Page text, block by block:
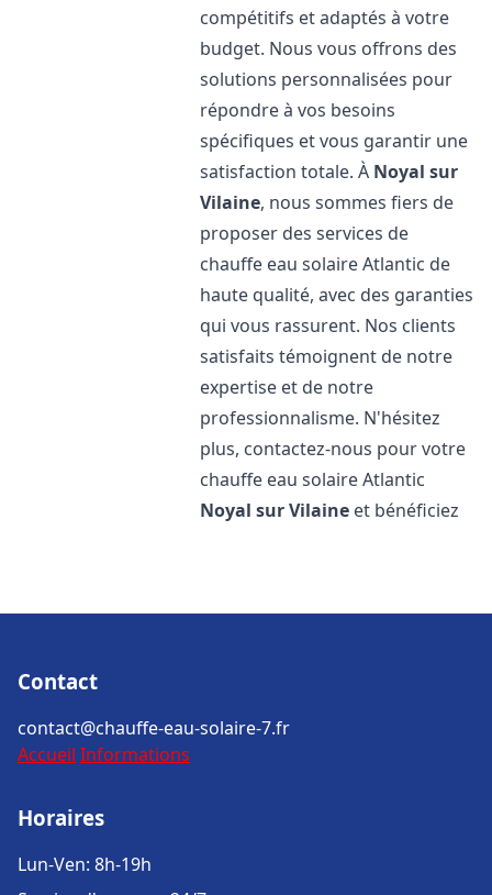
compétitifs et adaptés à votre
budget. Nous vous offrons des
solutions personnalisées pour
répondre à vos besoins
spécifiques et vous garantir une
satisfaction totale. À Noyal sur
Vilaine, nous sommes fiers de
proposer des services de
chauffe eau solaire Atlantic de
haute qualité, avec des garanties
qui vous rassurent. Nos clients
satisfaits témoignent de notre
expertise et de notre
professionnalisme. N'hésitez
plus, contactez-nous pour votre
chauffe eau solaire Atlantic
Noyal sur Vilaine et bénéficiez
Contact
contact@chauffe-eau-solaire-7.fr
Accueil Informations
Horaires
Lun-Ven: 8h-19h